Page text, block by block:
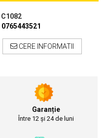
C1082
0765443521
CERE INFORMATII
Garanție
Între 12 și 24 de luni